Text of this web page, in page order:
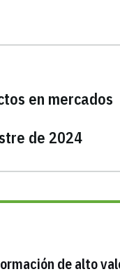
en mercados
de 2024
de alto